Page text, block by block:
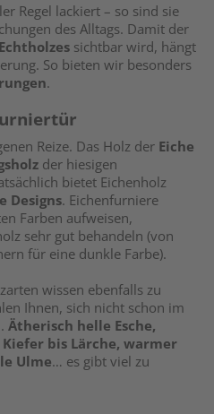
Regel lackiert – so sind sie
des Alltags. Damit der
sichtbar wird, hängt
So bieten wir besonders
.
Reize. Das Holz der Eiche
der hiesigen
bietet Eichenholz
Designs. Eichenfurniere
Farben aufweisen,
sehr gut behandeln (von
für eine dunkle Farbe).
wissen ebenfalls zu
Ihnen, sich nicht schon im
Ätherisch helle Esche,
bis Lärche, warmer
Ulme… es gibt viel zu